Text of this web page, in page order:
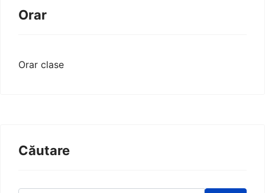
Orar
Orar clase
Căutare